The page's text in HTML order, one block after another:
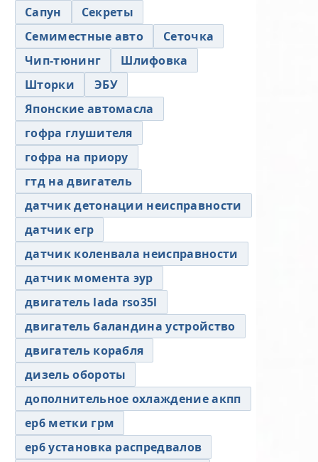
Сапун
Секреты
Семиместные авто
Сеточка
Чип-тюнинг
Шлифовка
Шторки
ЭБУ
Японские автомасла
гофра глушителя
гофра на приору
гтд на двигатель
датчик детонации неисправности
датчик егр
датчик коленвала неисправности
датчик момента эур
двигатель lada rso35l
двигатель баландина устройство
двигатель корабля
дизель обороты
дополнительное охлаждение акпп
ер6 метки грм
ер6 установка распредвалов